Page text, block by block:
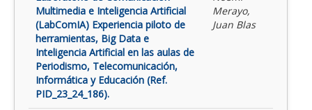
Multimedia e Inteligencia Artificial
(LabComIA) Experiencia piloto de
herramientas, Big Data e
Inteligencia Artificial en las aulas de
Periodismo, Telecomunicación,
Informática y Educación (Ref.
PID_23_24_186).
Merayo,
Juan Blas